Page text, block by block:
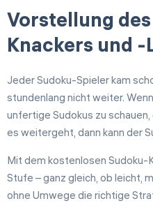
Neues Event
Auszeichnungen
Regeln
Ausdruckbares
Vorstellung
Knackers und -
Jeder Sudoku-Spieler kam
stundenlang nicht weiter.
unfertige Sudokus zu
es weitergeht, dann kann der
Mit dem kostenlosen Sudoku-
Stufe – ganz gleich, ob leicht,
ohne Umwege die richtige